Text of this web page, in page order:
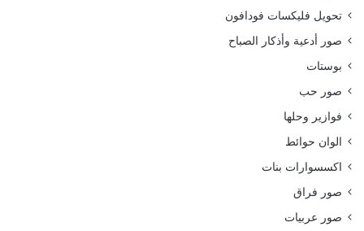
تحويل فليكسات فودافون
صور أدعية وأذكار الصباح
بوستات
صور حب
فوازير وحلها
الوان حوائط
اكسسوارات بنات
صور فراق
صور عربيات